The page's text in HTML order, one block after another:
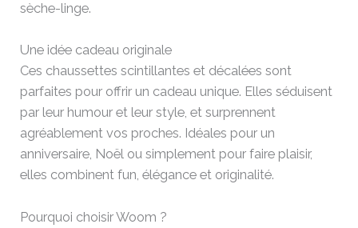
sèche-linge.
Une idée cadeau originale
Ces chaussettes scintillantes et décalées sont
parfaites pour offrir un cadeau unique. Elles séduisent
par leur humour et leur style, et surprennent
agréablement vos proches. Idéales pour un
anniversaire, Noël ou simplement pour faire plaisir,
elles combinent fun, élégance et originalité.
Pourquoi choisir Woom ?